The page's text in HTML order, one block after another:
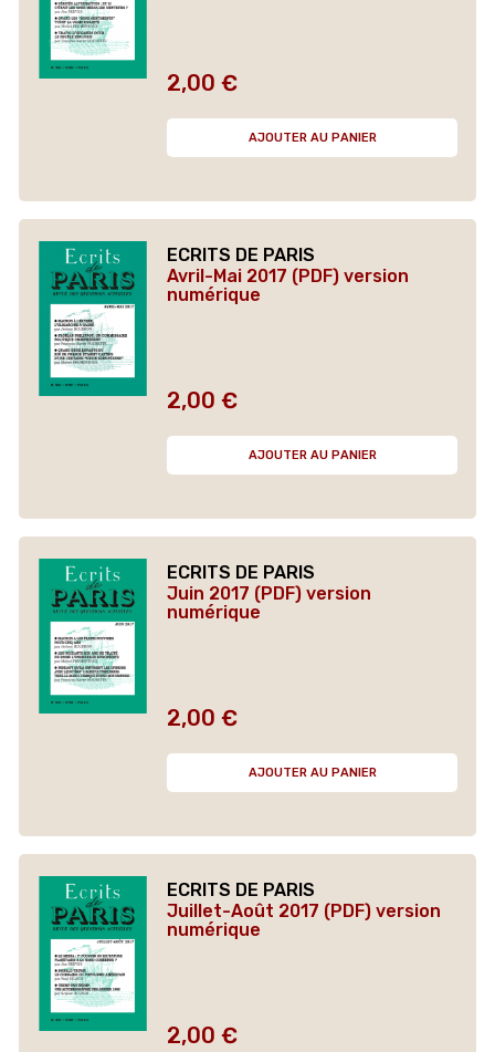
Prix
2,00 €
AJOUTER AU PANIER
ECRITS DE PARIS
Avril-Mai 2017 (PDF) version
numérique
Prix
2,00 €
AJOUTER AU PANIER
ECRITS DE PARIS
Juin 2017 (PDF) version
numérique
Prix
2,00 €
AJOUTER AU PANIER
ECRITS DE PARIS
Juillet-Août 2017 (PDF) version
numérique
Prix
2,00 €